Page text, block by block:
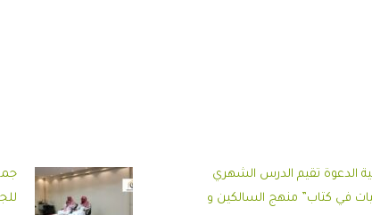
الدعوة تقيم الدرس الشهري
في كتاب” منهج السالكين و